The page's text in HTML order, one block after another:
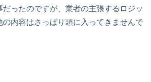
だったのですが、業者の主張するロジッ
の内容はさっぱり頭に入ってきませんで